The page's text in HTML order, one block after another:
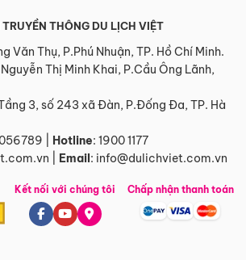
THÔNG DU LỊCH VIỆT
Văn Thụ, P.Phú Nhuận, TP. Hồ Chí Minh.
Nguyễn Thị Minh Khai, P.Cầu Ông Lãnh,
3, số 243 xã Đàn, P.Đống Đa, TP. Hà
Hotline: 1900 1177
Email: info@dulichviet.com.vn
Kết nối với chúng tôi Chấp nhận thanh toán